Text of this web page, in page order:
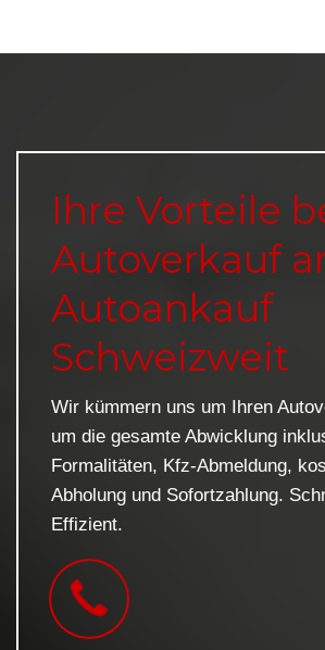
Ihre Vorteile
Autoverkauf
Autoankauf
Schweizweit
Wir kümmern uns um Ihren
um die gesamte Abwicklung
Formalitäten, Kfz-Abmeldung,
Abholung und Sofortzahlung.
Effizient.